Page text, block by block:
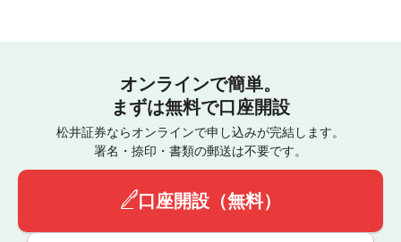
オンラインで簡単。
まずは無料で口座開設
松井証券ならオンラインで申し込みが完結します。
署名・捺印・書類の郵送は不要です。
口座開設（無料）